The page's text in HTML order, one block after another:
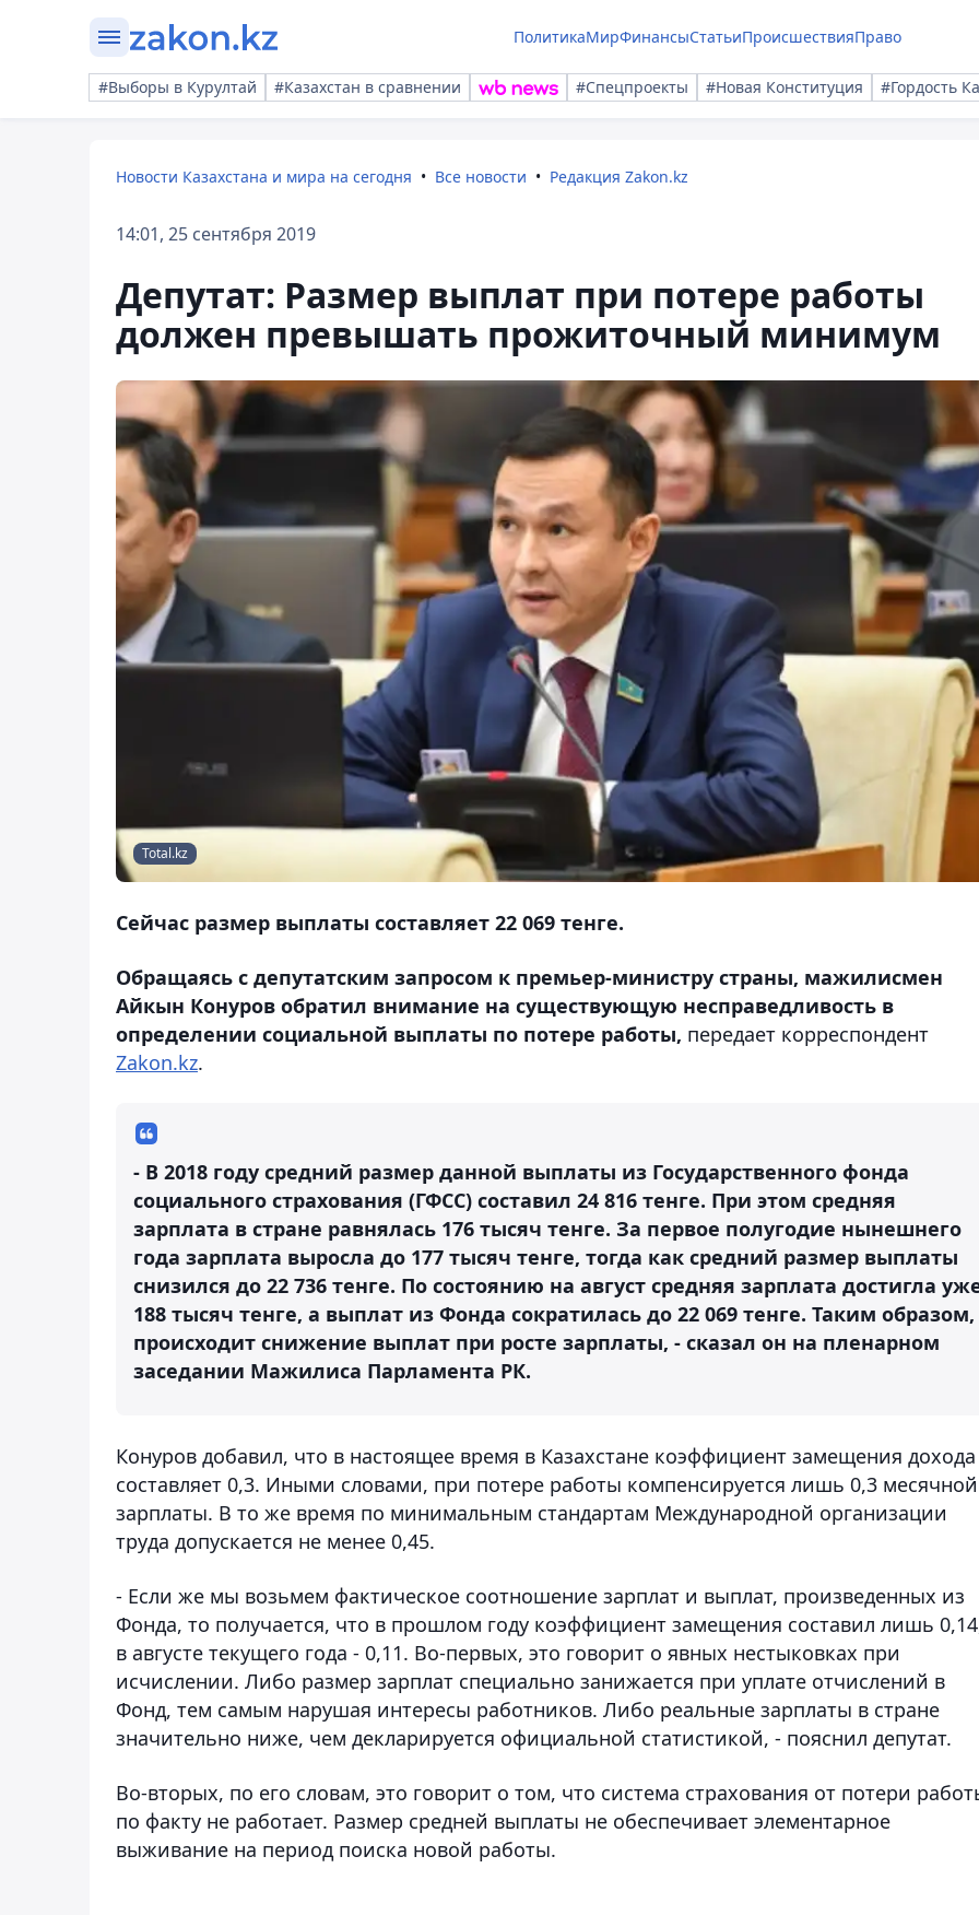
ПолитикаМирФинансыСтатьиПроисшествияПраво
#Выборы в Курултай #Казахстан в сравнении #Спецпроекты #Новая Конституция #Гордость
Новости Казахстана и мира на сегодня Все новости Редакция Zakon.kz
14:01, 25 сентября 2019
Депутат: Размер выплат при потере работы
должен превышать прожиточный минимум
Total.kz
Сейчас размер выплаты составляет 22 069 тенге.
Обращаясь с депутатским запросом к премьер-министру страны, мажилисмен
Айкын Конуров обратил внимание на существующую несправедливость в
определении социальной выплаты по потере работы, передает корреспондент
Zakon.kz.
- В 2018 году средний размер данной выплаты из Государственного фонда
социального страхования (ГФСС) составил 24 816 тенге. При этом средняя
зарплата в стране равнялась 176 тысяч тенге. За первое полугодие нынешнего
года зарплата выросла до 177 тысяч тенге, тогда как средний размер выплаты
снизился до 22 736 тенге. По состоянию на август средняя зарплата достигла
188 тысяч тенге, а выплат из Фонда сократилась до 22 069 тенге. Таким образом,
происходит снижение выплат при росте зарплаты, - сказал он на пленарном
заседании Мажилиса Парламента РК.
Конуров добавил, что в настоящее время в Казахстане коэффициент замещения дохода
составляет 0,3. Иными словами, при потере работы компенсируется лишь 0,3 месячной
зарплаты. В то же время по минимальным стандартам Международной организации
труда допускается не менее 0,45.
- Если же мы возьмем фактическое соотношение зарплат и выплат, произведенных из
Фонда, то получается, что в прошлом году коэффициент замещения составил лишь
в августе текущего года - 0,11. Во-первых, это говорит о явных нестыковках при
исчислении. Либо размер зарплат специально занижается при уплате отчислений в
Фонд, тем самым нарушая интересы работников. Либо реальные зарплаты в стране
значительно ниже, чем декларируется официальной статистикой, - пояснил депутат.
Во-вторых, по его словам, это говорит о том, что система страхования от потери
по факту не работает. Размер средней выплаты не обеспечивает элементарное
выживание на период поиска новой работы.